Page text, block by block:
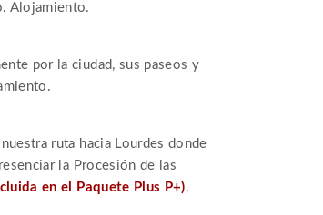
Alojamiento.
por la ciudad, sus paseos y
ruta hacia Lourdes donde
la Procesión de las
en el Paquete Plus P+).